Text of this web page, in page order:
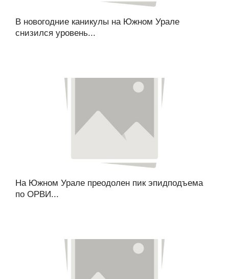
В новогодние каникулы на Южном Урале
снизился уровень...
На Южном Урале преодолен пик эпидподъема
по ОРВИ...